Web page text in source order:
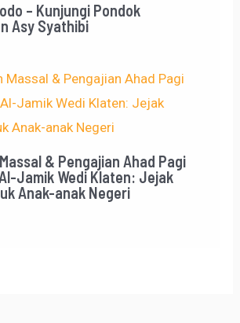
– Kunjungi Pondok
Asy Syathibi
& Pengajian Ahad Pagi
Jamik Wedi Klaten: Jejak
Anak-anak Negeri